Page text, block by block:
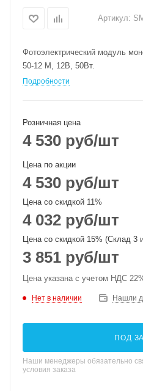
Артикул:
Фотоэлектрический модуль
50-12 M, 12В, 50Вт.
Подробности
Розничная цена
4 530 руб/шт
Цена по акции
4 530 руб/шт
Цена со скидкой 11%
4 032 руб/шт
Цена со скидкой 15% (Склад 3
3 851 руб/шт
Цена указана с учетом НДС
Нет в наличии Нашли
ПОД
Наши менеджеры обязательно
условия заказа